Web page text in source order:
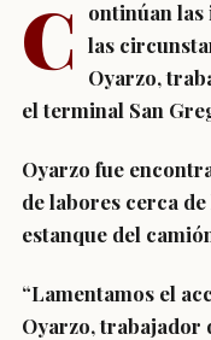
C
ontinúan las
las
Oyarzo,
el terminal San
Oyarzo fue
de labores cerca
estanque del
“Lamentamos el
Oyarzo, trabajador